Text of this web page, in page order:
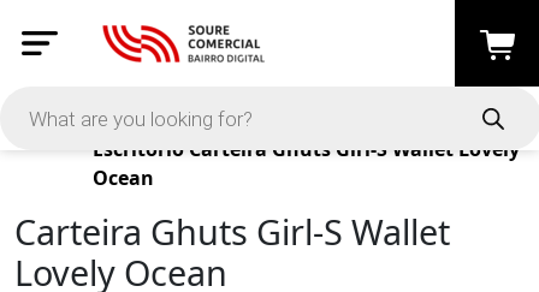
Products
Escritório Carteira Ghuts Girl-S Wallet Lovely
Ocean
Carteira Ghuts Girl-S Wallet
Lovely Ocean